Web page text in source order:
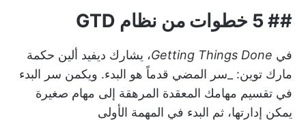
## 5 خطوات من نظام GTD
في Getting Things Done، يشارك ديفيد ألين حكمة
مارك توين: _سر المضي قدماً هو البدء. ويكمن سر البدء
في تقسيم مهامك المعقدة المرهقة إلى مهام صغيرة
يمكن إدارتها، ثم البدء في المهمة الأولى